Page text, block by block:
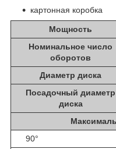
картонная коробка
Мощность
Номинальное число
оборотов
Диаметр диска
Посадочный диаметр
диска
90°